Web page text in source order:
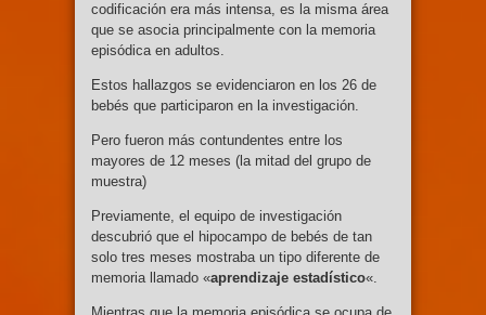
codificación era más intensa, es la misma área
que se asocia principalmente con la memoria
episódica en adultos.
Estos hallazgos se evidenciaron en los 26 de
bebés que participaron en la investigación.
Pero fueron más contundentes entre los
mayores de 12 meses (la mitad del grupo de
muestra)
Previamente, el equipo de investigación
descubrió que el hipocampo de bebés de tan
solo tres meses mostraba un tipo diferente de
memoria llamado «aprendizaje estadístico«.